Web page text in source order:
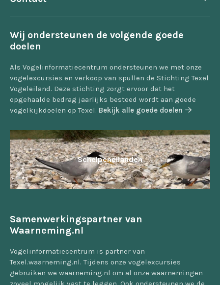
Wij ondersteunen de volgende goede
doelen
Als Vogelinformatiecentrum ondersteunen we met onze
vogelexcursies en verkoop van spullen de Stichting Texel
Vogeleiland. Deze stichting zorgt ervoor dat het
opgehaalde bedrag jaarlijks besteed wordt aan goede
vogelkijkdoelen op Texel. Bekijk alle goede doelen
Schelpeneilanden
Samenwerkingspartner van
Waarneming.nl
Vogelinformatiecentrum is partner van
Texel.waarneming.nl. Tijdens onze vogelexcursies
gebruiken we waarneming.nl om al onze waarnemingen